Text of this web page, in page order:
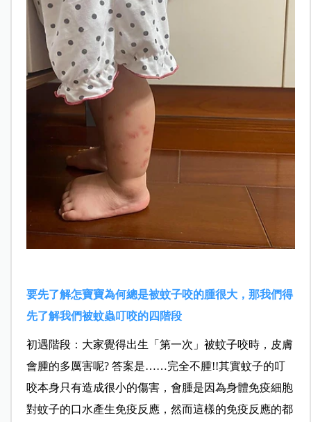
要先了解怎寶寶為何總是被蚊子咬的腫很大，那我們得
先了解我們被蚊蟲叮咬的四階段
初遇階段：大家覺得出生「第一次」被蚊子咬時，皮膚
會腫的多厲害呢? 答案是……完全不腫!!其實蚊子的叮
咬本身只有造成很小的傷害，會腫是因為身體免疫細胞
對蚊子的口水產生免疫反應，然而這樣的免疫反應的都